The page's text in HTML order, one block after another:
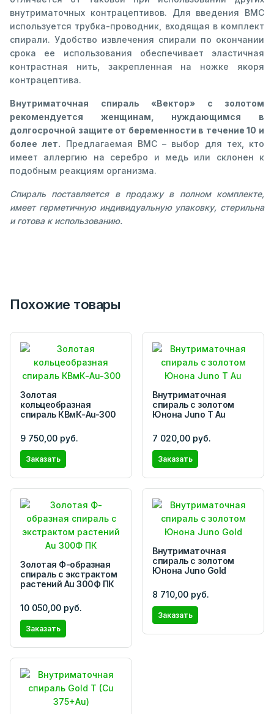
внутриматочных контрацептивов. Для введения ВМС
используется трубка-проводник, входящая в комплект
спирали. Удобство извлечения спирали по окончании
срока ее использования обеспечивает эластичная
контрастная нить, закрепленная на ножке якоря
контрацептива.
Внутриматочная спираль «Вектор» с золотом
рекомендуется женщинам, нуждающимся в
долгосрочной защите от беременности в течение 10 и
более лет. Предлагаемая ВМС – выбор для тех, кто
имеет аллергию на серебро и медь или склонен к
подобным реакциям организма.
Спираль поставляется в продажу в полном комплекте,
имеет герметичную индивидуальную упаковку, стерильна
и готова к использованию.
Похожие товары
Золотая
кольцеобразная
спираль КВмК-Au-300
9 750,00 руб.
Заказать
Внутриматочная
спираль с золотом
Юнона Juno Т Au
7 020,00 руб.
Заказать
Золотая Ф-образная
спираль с экстрактом
растений Аu 300Ф ПК
10 050,00 руб.
Заказать
Внутриматочная
спираль с золотом
Юнона Juno Gold
8 710,00 руб.
Заказать